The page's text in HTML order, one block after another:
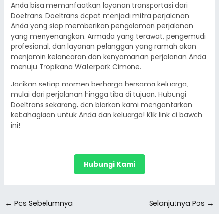
Anda bisa memanfaatkan layanan transportasi dari
Doetrans. Doeltrans dapat menjadi mitra perjalanan
Anda yang siap memberikan pengalaman perjalanan
yang menyenangkan. Armada yang terawat, pengemudi
profesional, dan layanan pelanggan yang ramah akan
menjamin kelancaran dan kenyamanan perjalanan Anda
menuju Tropikana Waterpark Cimone.
Jadikan setiap momen berharga bersama keluarga,
mulai dari perjalanan hingga tiba di tujuan. Hubungi
Doeltrans sekarang, dan biarkan kami mengantarkan
kebahagiaan untuk Anda dan keluarga! Klik link di bawah
ini!
Hubungi Kami
← Pos Sebelumnya Selanjutnya Pos →